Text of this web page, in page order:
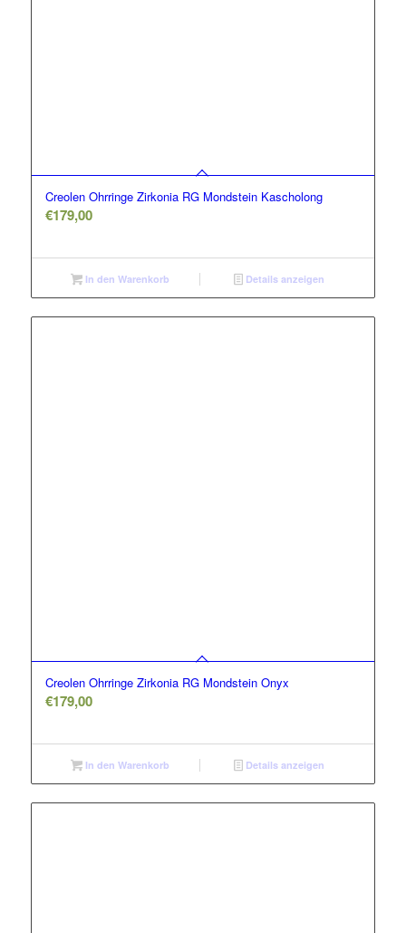
Creolen Ohrringe Zirkonia RG Mondstein Kascholong
€179,00
In den Warenkorb Details anzeigen
Creolen Ohrringe Zirkonia RG Mondstein Onyx
€179,00
In den Warenkorb Details anzeigen